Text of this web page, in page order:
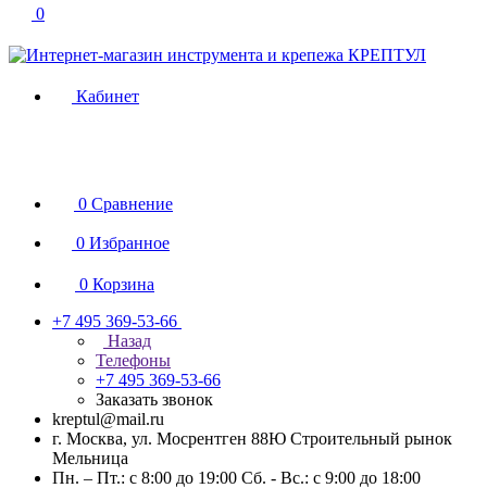
0
Кабинет
0 Сравнение
0 Избранное
0 Корзина
+7 495 369-53-66
Назад
Телефоны
+7 495 369-53-66
Заказать звонок
kreptul@mail.ru
г. Москва, ул. Мосрентген 88Ю Строительный рынок
Мельница
Пн. – Пт.: с 8:00 до 19:00 Сб. - Вс.: с 9:00 до 18:00